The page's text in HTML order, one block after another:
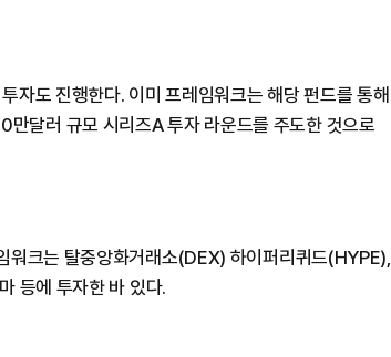
자도 진행한다. 이미 프레임워크는 해당 펀드를 통해
달러 규모 시리즈A 투자 라운드를 주도한 것으로
워크는 탈중앙화거래소(DEX) 하이퍼리퀴드(HYPE),
등에 투자한 바 있다.